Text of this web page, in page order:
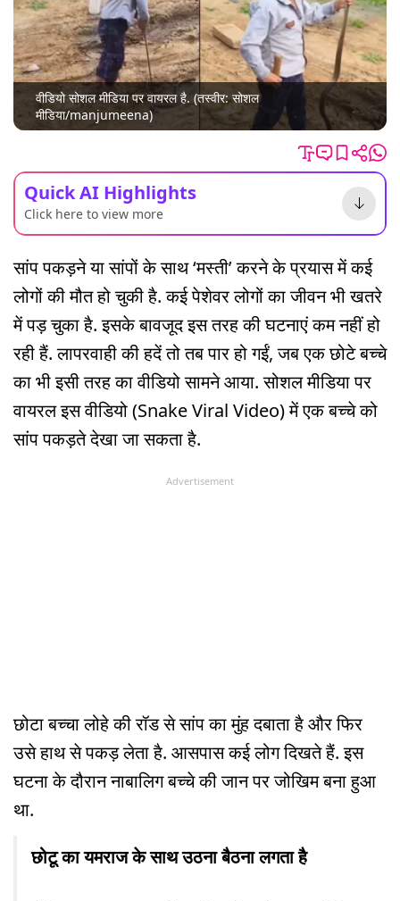
वीडियो सोशल मीडिया पर वायरल है. (तस्वीर: सोशल
मीडिया/manjumeena)
Quick AI Highlights
Click here to view more
सांप पकड़ने या सांपों के साथ ‘मस्ती’ करने के प्रयास में कई
लोगों की मौत हो चुकी है. कई पेशेवर लोगों का जीवन भी खतरे
में पड़ चुका है. इसके बावजूद इस तरह की घटनाएं कम नहीं हो
रही हैं. लापरवाही की हदें तो तब पार हो गईं, जब एक छोटे बच्चे
का भी इसी तरह का वीडियो सामने आया. सोशल मीडिया पर
वायरल इस वीडियो (Snake Viral Video) में एक बच्चे को
सांप पकड़ते देखा जा सकता है.
Advertisement
छोटा बच्चा लोहे की रॉड से सांप का मुंह दबाता है और फिर
उसे हाथ से पकड़ लेता है. आसपास कई लोग दिखते हैं. इस
घटना के दौरान नाबालिग बच्चे की जान पर जोखिम बना हुआ
था.
छोटू का यमराज के साथ उठना बैठना लगता है